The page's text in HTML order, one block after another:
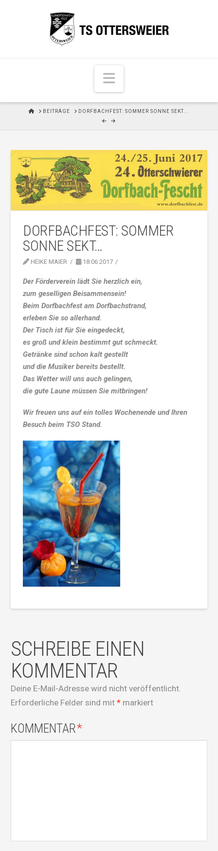
N
a
v
i
g
a
t
i
o
n
E
BEITRÄGE DORFBACHFEST: SOMMER SONNE SEKT...
DORFBACHFEST: SOMMER
SONNE SEKT…
HEIKE MAIER 18.06.2017
Der Förderverein lädt Sie herzlich ein,
zum geselligen Beisammensein!
Beim Dorfbachfest am Dorfbachstrand,
erleben Sie so allerhand.
Der Tisch ist für Sie eingedeckt,
es groß und klein bestimmt gut schmeckt.
Getränke sind schon kalt gestellt
und die Musiker bereits bestellt.
Das Wetter will uns auch gelingen,
die gute Laune müssen Sie mitbringen!
Wir freuen uns auf ein tolles Wochenende und Ihren
Besuch beim TSO Stand.
SCHREIBE EINEN
KOMMENTAR
Deine E-Mail-Adresse wird nicht veröffentlicht.
Erforderliche Felder sind mit* markiert
KOMMENTAR*